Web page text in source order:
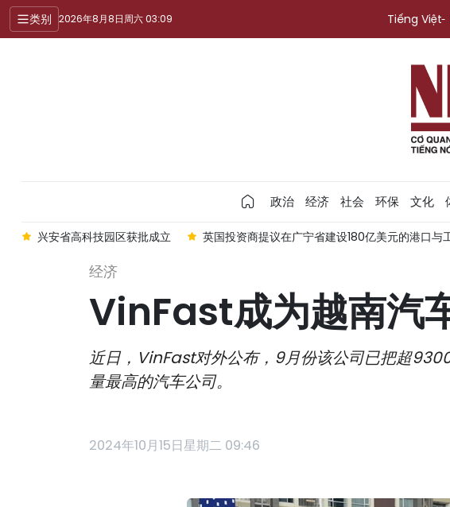
类别 2026年8月8日周六 03:09 Tiếng Việt
政治 经济 社会 环保 文化
兴安省高科技园区获批成立 英国投资商提议在广宁省建设180亿美元的港口与
经济
VinFast成为越南汽
近日，VinFast对外公布，9月份该公司已把超
量最高的汽车公司。
2024年10月15日星期二 09:46